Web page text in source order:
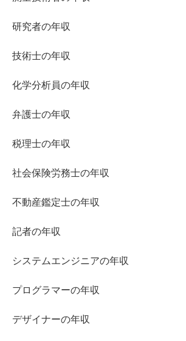
研究者の年収
技術士の年収
化学分析員の年収
弁護士の年収
税理士の年収
社会保険労務士の年収
不動産鑑定士の年収
記者の年収
システムエンジニアの年収
プログラマーの年収
デザイナーの年収